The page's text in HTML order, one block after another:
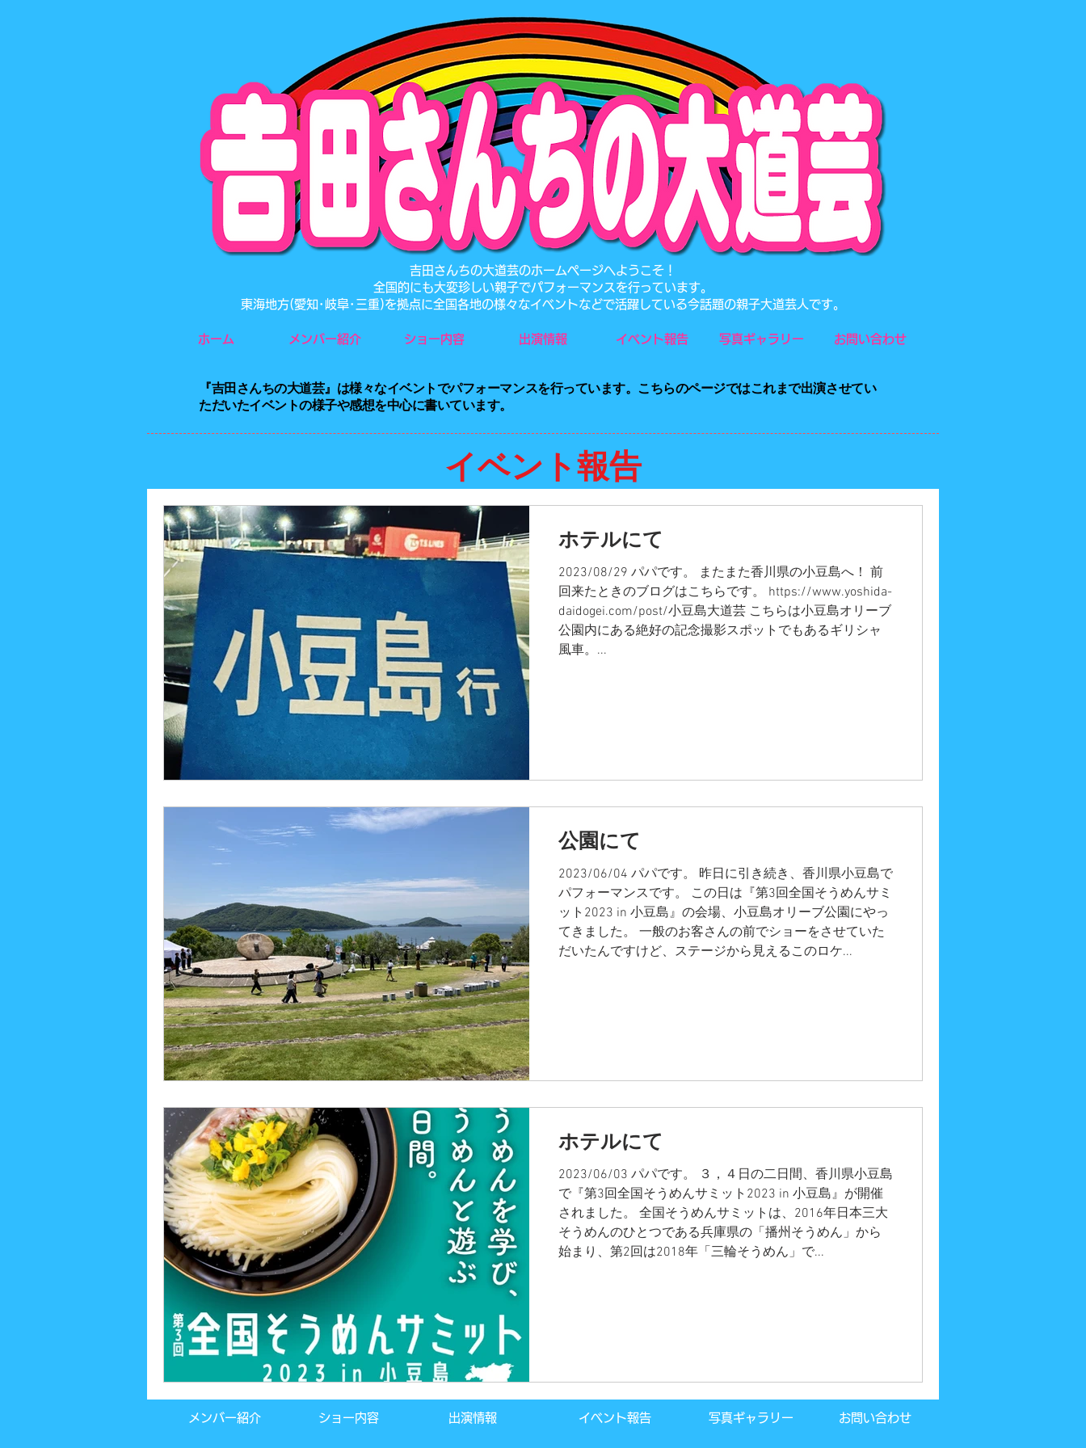
​吉田さんちの大道芸のホームページへようこそ！
全国的にも大変珍しい親子でパフォーマンスを行っています。
東海地方(愛知･岐阜･三重)を拠点に全国各地の様々なイベントなどで活躍している今話題の親子大道芸人です。
ホーム メンバー紹介 ショー内容 出演情報 イベント報告 写真ギャラリー お問い合わせ
『吉田さんちの大道芸』は​様々なイベントでパフォーマンスを行っています。こちらのページではこれまで出演させてい
ただいたイベントの様子や感想を中心に書いています。
イベント報告
ホテルにて
2023/08/29 パパです。 またまた香川県の小豆島へ！ 前
回来たときのブログはこちらです。 https://www.yoshida-
daidogei.com/post/小豆島大道芸 こちらは小豆島オリーブ
公園内にある絶好の記念撮影スポットでもあるギリシャ
風車。...
公園にて
2023/06/04 パパです。 昨日に引き続き、香川県小豆島で
パフォーマンスです。 この日は『第3回全国そうめんサミ
ット2023 in 小豆島』の会場、小豆島オリーブ公園にやっ
てきました。 一般のお客さんの前でショーをさせていた
だいたんですけど、ステージから見えるこのロケ...
ホテルにて
2023/06/03 パパです。 ３，４日の二日間、香川県小豆島
で『第3回全国そうめんサミット2023 in 小豆島』が開催
されました。 全国そうめんサミットは、2016年日本三大
そうめんのひとつである兵庫県の「播州そうめん」から
始まり、第2回は2018年「三輪そうめん」で...
メンバー紹介 ショー内容 出演情報 イベント報告 写真ギャラリー お問い合わせ